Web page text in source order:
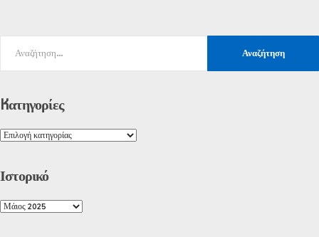
Kατηγορίες
Ιστορικό